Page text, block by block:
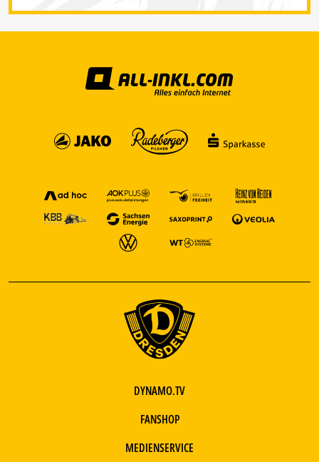
DYNAMO.TV
FANSHOP
MEDIENSERVICE